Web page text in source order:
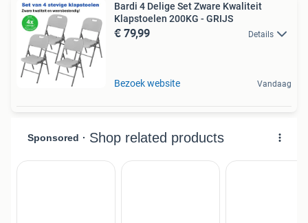
Bardi 4 Delige Set Zware Kwaliteit
Klapstoelen 200KG - GRIJS
€ 79,99 Details
Bezoek website Vandaag